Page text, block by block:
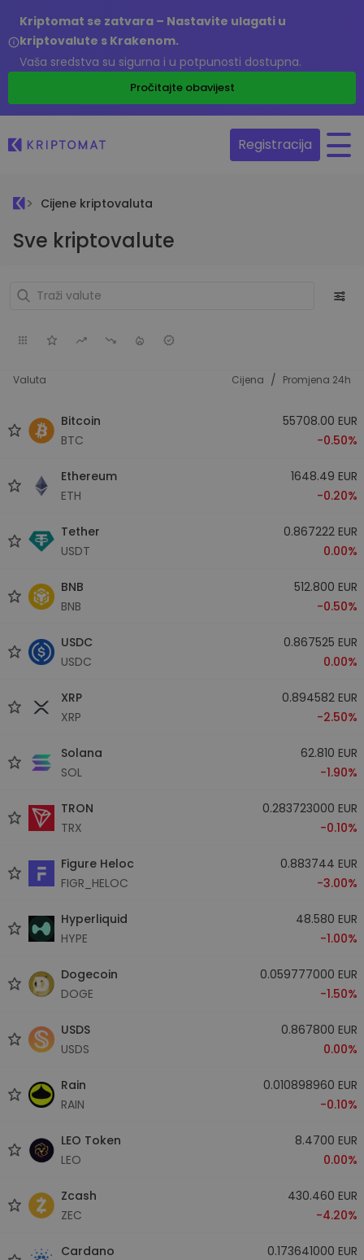
Kriptomat se zatvara – Nastavite ulagati u
kriptovalute s Krakenom.
Vaša sredstva su sigurna i u potpunosti dostupna.
Pročitajte obavijest
Registracija
Cijene kriptovaluta
Sve kriptovalute
Valuta Cijena / Promjena 24h
Bitcoin
BTC
55708.00 EUR
-0.50%
Ethereum
ETH
1648.49 EUR
-0.20%
Tether
USDT
0.867222 EUR
0.00%
BNB
BNB
512.800 EUR
-0.50%
USDC
USDC
0.867525 EUR
0.00%
XRP
XRP
0.894582 EUR
-2.50%
Solana
SOL
62.810 EUR
-1.90%
TRON
TRX
0.283723000 EUR
-0.10%
Figure Heloc
FIGR_HELOC
0.883744 EUR
-3.00%
Hyperliquid
HYPE
48.580 EUR
-1.00%
Dogecoin
DOGE
0.059777000 EUR
-1.50%
USDS
USDS
0.867800 EUR
0.00%
Rain
RAIN
0.010898960 EUR
-0.10%
LEO Token
LEO
8.4700 EUR
0.00%
Zcash
ZEC
430.460 EUR
-4.20%
Cardano
0.173641000 EUR